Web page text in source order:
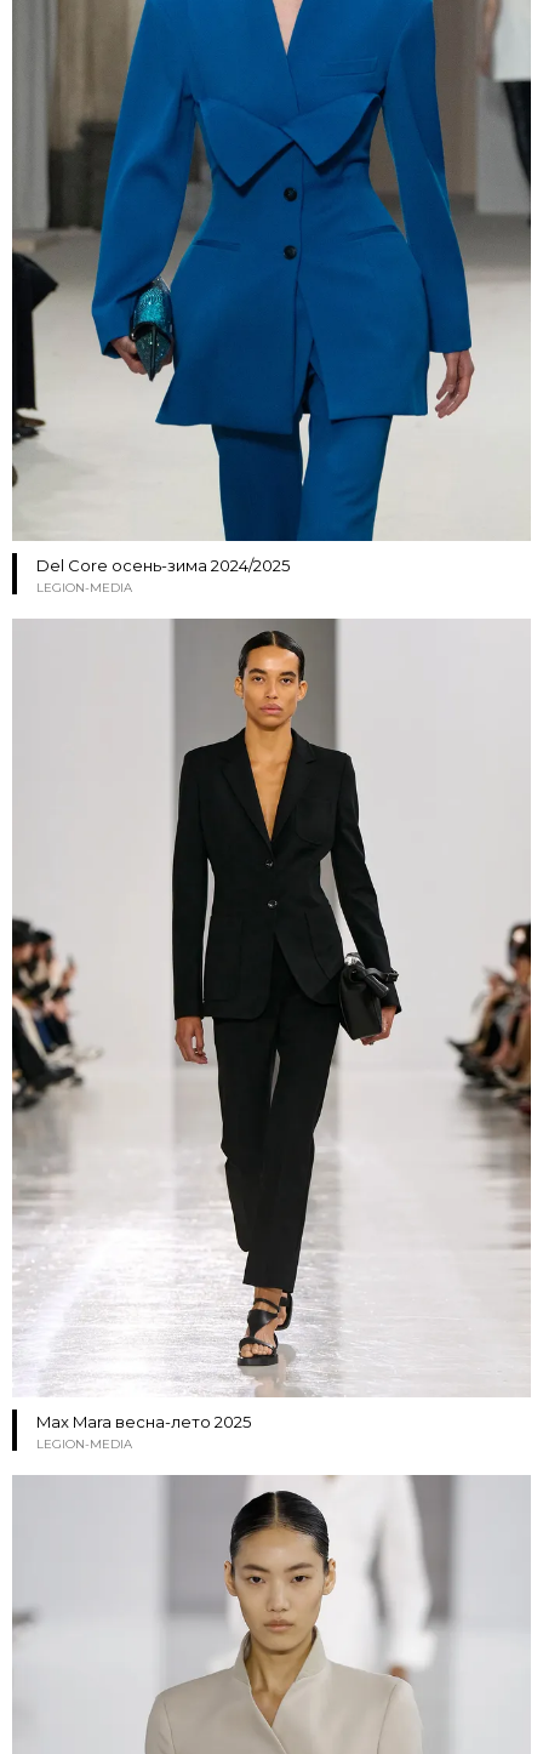
Del Core осень-зима 2024/2025
LEGION-MEDIA
Max Mara весна-лето 2025
LEGION-MEDIA